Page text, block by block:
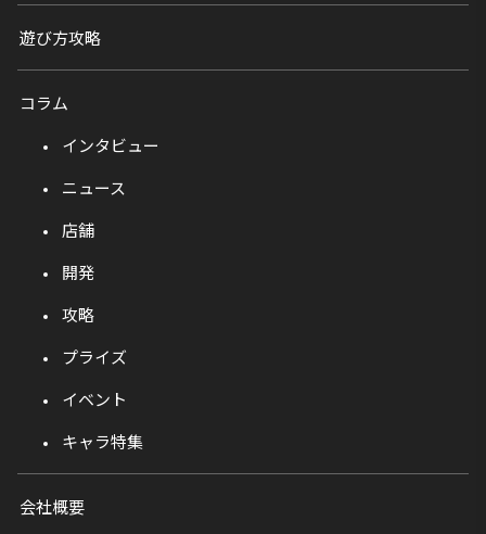
遊び方攻略
コラム
インタビュー
ニュース
店舗
開発
攻略
プライズ
イベント
キャラ特集
会社概要